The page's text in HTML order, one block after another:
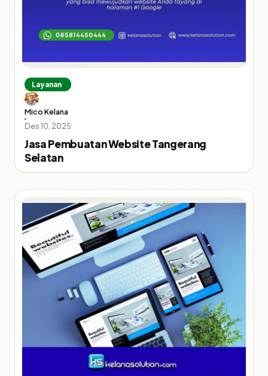
Layanan
Mico Kelana
Des 10, 2025
Jasa Pembuatan Website Tangerang
Selatan